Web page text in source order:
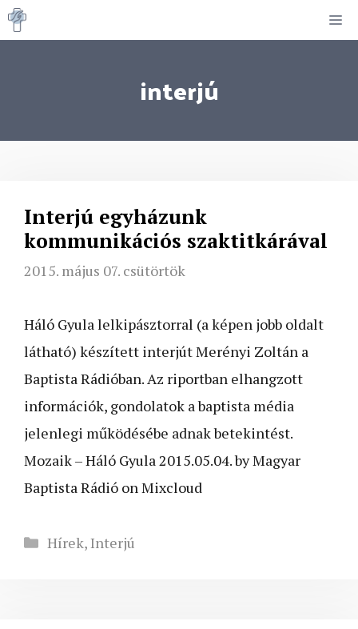
Kilépés
a
interjú
Interjú egyházunk
kommunikációs szaktitkárával
2015. május 07. csütörtök
Háló Gyula lelkipásztorral (a képen jobb oldalt
látható) készített interjút Merényi Zoltán a
Baptista Rádióban. Az riportban elhangzott
információk, gondolatok a baptista média
jelenlegi működésébe adnak betekintést.
Mozaik – Háló Gyula 2015.05.04. by Magyar
Baptista Rádió on Mixcloud
Kategória
Hírek,Interjú